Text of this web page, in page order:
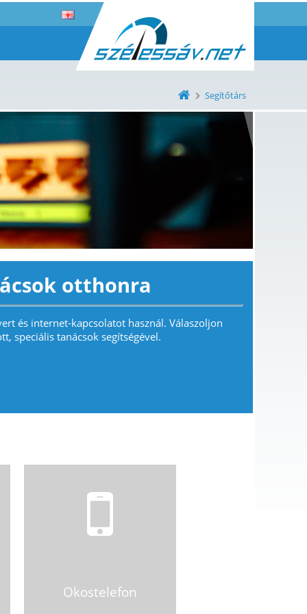
Segítőtárs
otthonra
és internet-kapcsolatot használ. Válaszoljon
speciális tanácsok segítségével.
Okostelefon